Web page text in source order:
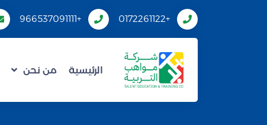
+0172261122
+966537091111
الرئيسية من نحن